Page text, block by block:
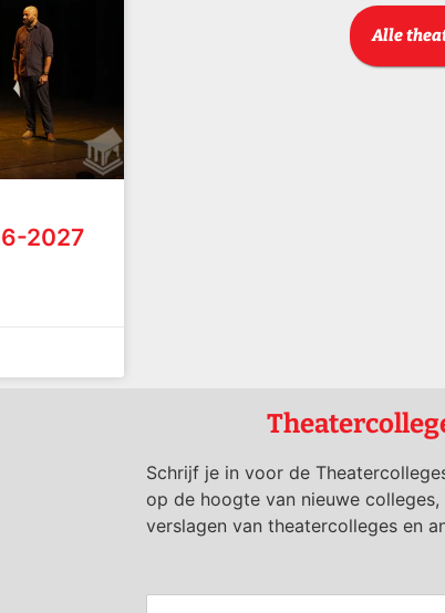
2027
Alle
Schrijf je in voor de
op de hoogte van nieuwe
verslagen van theatercolleges en